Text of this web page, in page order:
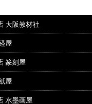
大阪教材社
屋
篆刻屋
屋
水墨画屋